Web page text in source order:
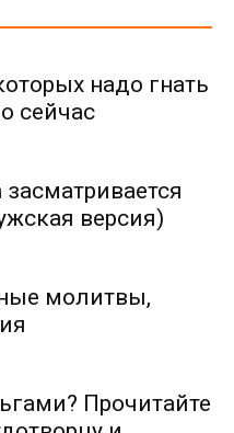
надо гнать
сейчас
версия)
молитвы,
Прочитайте